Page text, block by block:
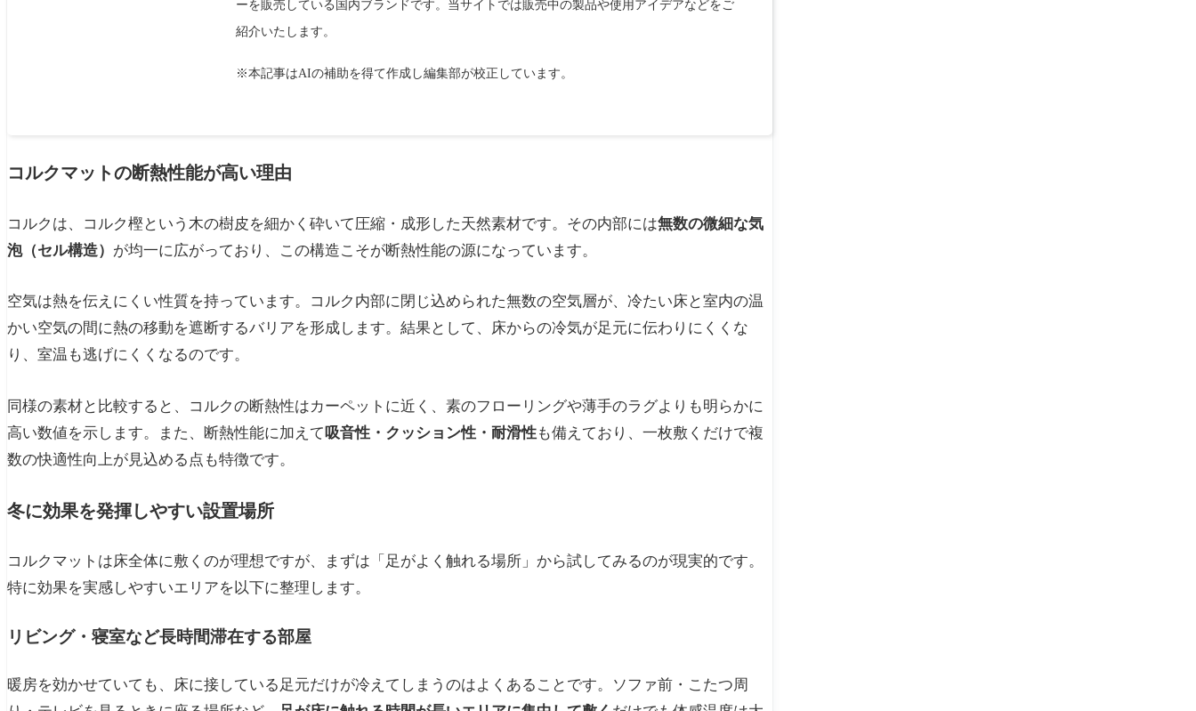
ーを販売している国内ブランドです。当サイトでは販売中の製品や使用アイデアなどをご
紹介いたします。
※本記事はAIの補助を得て作成し編集部が校正しています。
コルクマットの断熱性能が高い理由
コルクは、コルク樫という木の樹皮を細かく砕いて圧縮・成形した天然素材です。その内部には無数の微細な気
泡（セル構造） が均一に広がっており、この構造こそが断熱性能の源になっています。
空気は熱を伝えにくい性質を持っています。コルク内部に閉じ込められた無数の空気層が、冷たい床と室内の温
かい空気の間に熱の移動を遮断するバリアを形成します。結果として、床からの冷気が足元に伝わりにくくな
り、室温も逃げにくくなるのです。
同様の素材と比較すると、コルクの断熱性はカーペットに近く、素のフローリングや薄手のラグよりも明らかに
高い数値を示します。また、断熱性能に加えて 吸音性・クッション性・耐滑性も備えており、一枚敷くだけで複
数の快適性向上が見込める点も特徴です。
冬に効果を発揮しやすい設置場所
コルクマットは床全体に敷くのが理想ですが、まずは「足がよく触れる場所」から試してみるのが現実的です。
特に効果を実感しやすいエリアを以下に整理します。
リビング・寝室など長時間滞在する部屋
暖房を効かせていても、床に接している足元だけが冷えてしまうのはよくあることです。ソファ前・こたつ周